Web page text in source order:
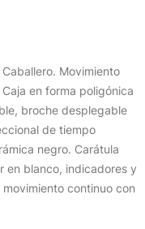
Movimiento
en forma poligónica
broche desplegable
de tiempo
negro. Carátula
en blanco, indicadores y
continuo con